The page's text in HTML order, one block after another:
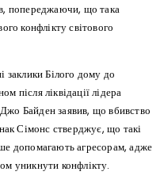
попереджаючи, що така
конфлікту світового
заклики Білого дому до
після ліквідації лідера
Байден заявив, що вбивство
Сімонс стверджує, що такі
допомагають агресорам, адже
уникнути конфлікту.